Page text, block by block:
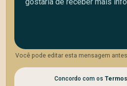
Você pode editar esta mensagem
Concordo com os Termos